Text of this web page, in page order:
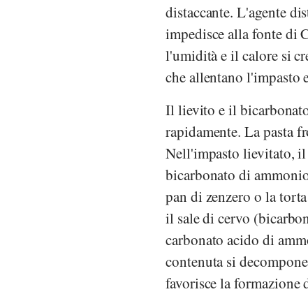
distaccante. L'agente
impedisce alla fonte di
l'umidità e il calore si
che allentano l'impasto
Il lievito e il
rapidamente. La pasta
Nell'impasto lievitato,
bicarbonato di
pan di zenzero o la
il sale di cervo
carbonato acido di
contenuta si
favorisce la